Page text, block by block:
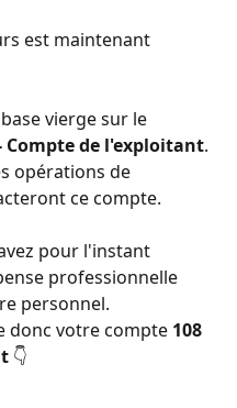
est maintenant
vierge sur le
Compte de l'exploitant.
opérations de
ce compte.
pour l'instant
professionnelle
personnel.
donc votre compte 108
👇